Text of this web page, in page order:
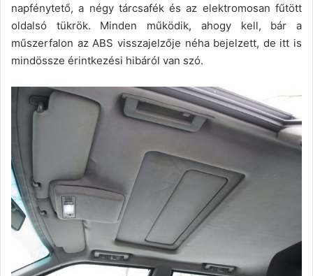
napfénytető, a négy tárcsafék és az elektromosan fűtött
oldalsó tükrök. Minden működik, ahogy kell, bár a
műszerfalon az ABS visszajelzője néha bejelzett, de itt is
mindössze érintkezési hibáról van szó.